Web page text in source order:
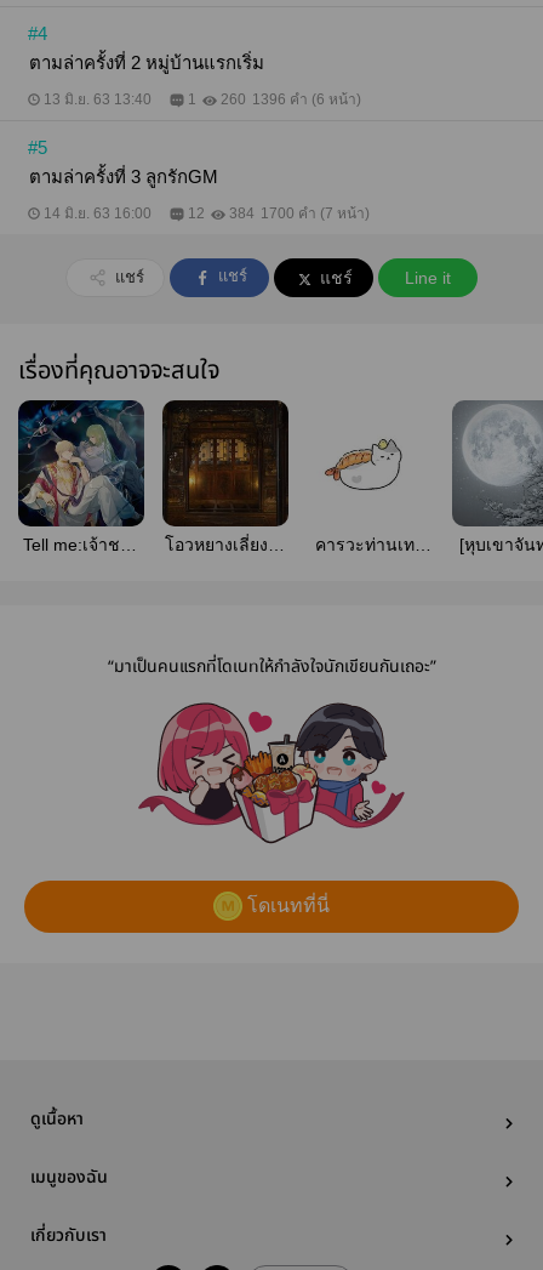
#4
ตามล่าครั้งที่ 2 หมู่บ้านแรกเริ่ม
13 มิ.ย. 63 13:40 1 260 1396 คำ (6 หน้า)
#5
ตามล่าครั้งที่ 3 ลูกรักGM
14 มิ.ย. 63 16:00 12 384 1700 คำ (7 หน้า)
แชร์ แชร์ แชร์ Line it
เรื่องที่คุณอาจจะสนใจ
Tell me:เจ้าชาย
โอวหยางเลี่ยงจิว
คารวะท่านเทพ
[หุบเขาจัน
“มาเป็นคนแรกที่โดเนทให้กำลังใจนักเขียนกันเถอะ”
โดเนทที่นี่
ดูเนื้อหา
เมนูของฉัน
เกี่ยวกับเรา